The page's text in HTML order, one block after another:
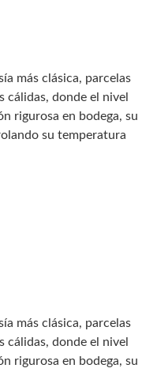
más clásica, parcelas
cálidas, donde el nivel
rigurosa en bodega, su
su temperatura
más clásica, parcelas
cálidas, donde el nivel
rigurosa en bodega, su